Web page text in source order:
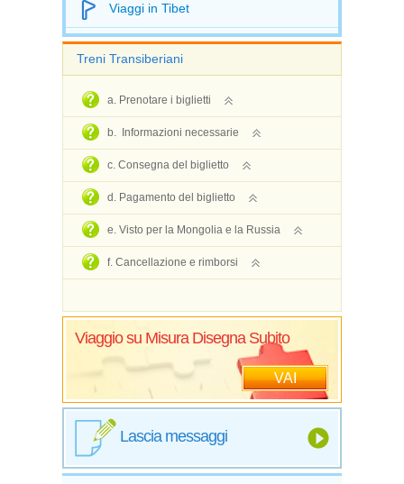
Viaggi in Tibet
Treni Transiberiani
a. Prenotare i biglietti
b. Informazioni necessarie
c. Consegna del biglietto
d. Pagamento del biglietto
e. Visto per la Mongolia e la Russia
f. Cancellazione e rimborsi
Viaggio su Misura Disegna Subito
VAI
Lascia messaggi